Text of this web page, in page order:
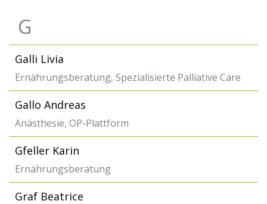
G
Galli Livia
Ernährungsberatung, Spezialisierte Palliative Care
Gallo Andreas
Anästhesie, OP-Plattform
Gfeller Karin
Ernährungsberatung
Graf Beatrice